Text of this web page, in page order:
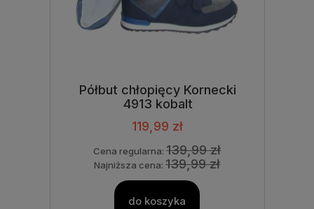
Półbut chłopięcy Kornecki
4913 kobalt
119,99 zł
Cena regularna:139,99 zł
Najniższa cena:139,99 zł
do koszyka